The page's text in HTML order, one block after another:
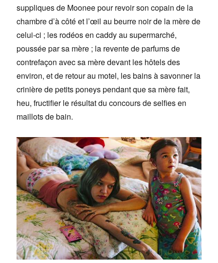
suppliques de Moonee pour revoir son copain de la
chambre d’à côté et l’œil au beurre noir de la mère de
celui-ci ; les rodéos en caddy au supermarché,
poussée par sa mère ; la revente de parfums de
contrefaçon avec sa mère devant les hôtels des
environ, et de retour au motel, les bains à savonner la
crinière de petits poneys pendant que sa mère fait,
heu, fructifier le résultat du concours de selfies en
maillots de bain.